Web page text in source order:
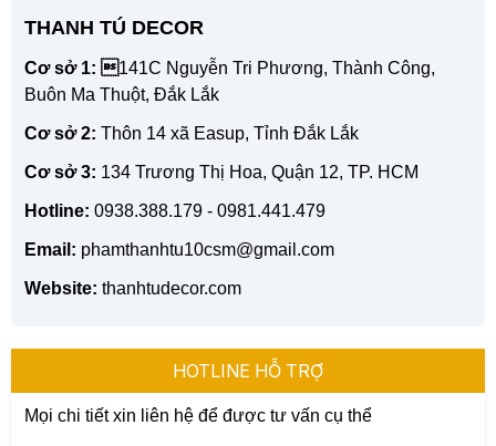
THANH TÚ DECOR
Cơ sở 1: 141C Nguyễn Tri Phương, Thành Công,
Buôn Ma Thuột, Đắk Lắk
Cơ sở 2: Thôn 14 xã Easup, Tỉnh Đắk Lắk
Cơ sở 3: 134 Trương Thị Hoa, Quận 12, TP. HCM
Hotline: 0938.388.179 - 0981.441.479
Email: phamthanhtu10csm@gmail.com
Website: thanhtudecor.com
HOTLINE HỖ TRỢ
Mọi chi tiết xin liên hệ để được tư vấn cụ thể